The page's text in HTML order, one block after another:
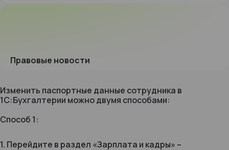
Изменить паспортные данные сотрудника в
1С:Бухгалтерии можно двумя способами:
Способ 1:
1. Перейдите в раздел «Зарплата и кадры» –
Правовые новости